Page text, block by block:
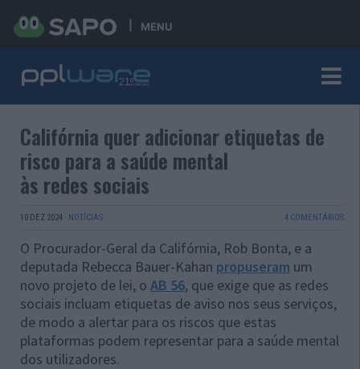
MENU
Califórnia quer adicionar etiquetas de
risco para a saúde mental
às redes sociais
10 DEZ 2024 · NOTÍCIAS 4 COMENTÁRIOS
O Procurador-Geral da Califórnia, Rob Bonta, e a
deputada Rebecca Bauer-Kahan propuseram um
novo projeto de lei, o AB 56, que exige que as redes
sociais incluam etiquetas de aviso nos seus serviços,
de modo a alertar para os riscos que estas
plataformas podem representar para a saúde mental
dos utilizadores.